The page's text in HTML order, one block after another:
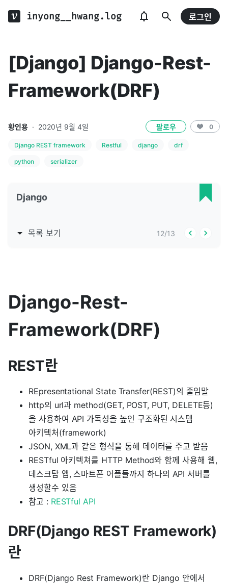
inyong__hwang.log 로그인
[Django] Django-Rest-
Framework(DRF)
황인용 · 2020년 9월 4일 팔로우 0
Django REST framework Restful django drf
python serializer
Django
목록 보기 12/13
Django-Rest-
Framework(DRF)
REST란
REpresentational State Transfer(REST)의 줄임말
http의 url과 method(GET, POST, PUT, DELETE등)
을 사용하여 API 가독성을 높인 구조화된 시스템
아키텍처(framework)
JSON, XML과 같은 형식을 통해 데이터를 주고 받음
RESTful 아키텍쳐를 HTTP Method와 함께 사용해 웹,
데스크탑 앱, 스마트폰 어플들까지 하나의 API 서버를
생성할수 있음
참고 : RESTful API
DRF(Django REST Framework)
란
DRF(Django Rest Framework)란 Django 안에서